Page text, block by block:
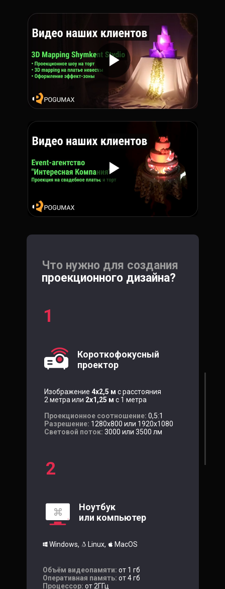
Что нужно для создания
проекционного дизайна?
Короткофокусный
проектор
Ноутбук
или компьютер
Изображение 4х2,5 м с расстояния
2 метра или 2х1,25 м с 1 метра
Проекционное соотношение: 0,5:1
Разрешение: 1280х800 или 1920х1080
Световой поток: 3000 или 3500 лм
Объём видеопамяти: от 1 гб
Оперативная память: от 4 гб
Процессор: от 2ГГц
Windows, Linux, MacOS
2
1